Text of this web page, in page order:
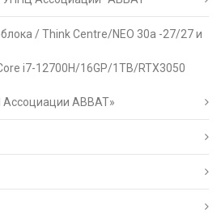
/ Think Centre/NEO 30a -27/27 и
i7-12700H/16GP/1TB/RTX3050
АВВАТ»